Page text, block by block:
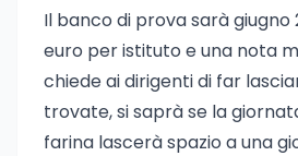
Il banco di prova sarà giugno
euro per istituto e una nota
chiede ai dirigenti di far
trovate, si saprà se la
farina lascerà spazio a una